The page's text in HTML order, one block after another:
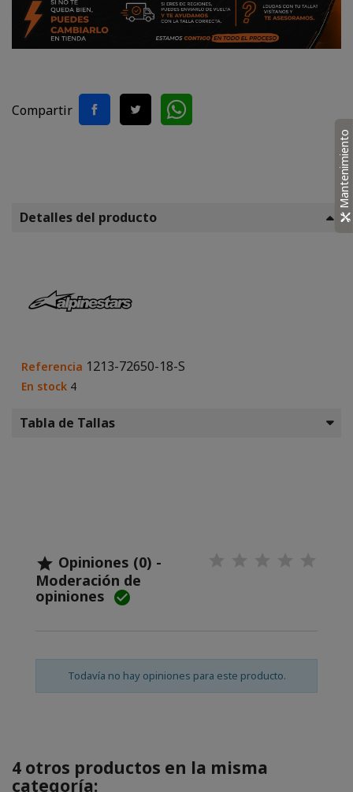
Compartir
Detalles del producto
Referencia 1213-72650-18-S
En stock 4
Tabla de Tallas
 Opiniones (0) -
Moderación de
opiniones 
Todavía no hay opiniones para este producto.
4 otros productos en la misma
categoría:
Mantenimiento